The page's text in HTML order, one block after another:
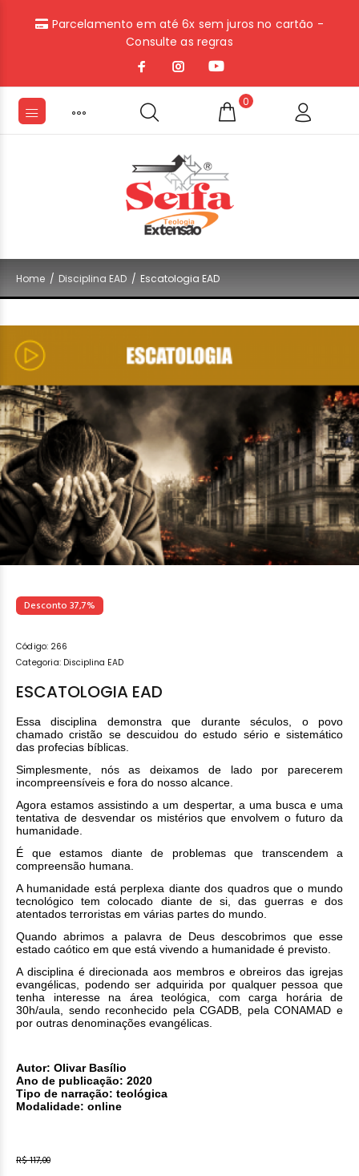
Parcelamento em até 6x sem juros no cartão -
Consulte as regras
0
Home Disciplina EAD Escatologia EAD
Desconto 37,7%
Código: 266
Categoria: Disciplina EAD
ESCATOLOGIA EAD
Essa disciplina demonstra que durante séculos, o povo
chamado cristão se descuidou do estudo sério e sistemático
das profecias bíblicas.
Simplesmente, nós as deixamos de lado por parecerem
incompreensíveis e fora do nosso alcance.
Agora estamos assistindo a um despertar, a uma busca e uma
tentativa de desvendar os mistérios que envolvem o futuro da
humanidade.
É que estamos diante de problemas que transcendem a
compreensão humana.
A humanidade está perplexa diante dos quadros que o mundo
tecnológico tem colocado diante de si, das guerras e dos
atentados terroristas em várias partes do mundo.
Quando abrimos a palavra de Deus descobrimos que esse
estado caótico em que está vivendo a humanidade é previsto.
A disciplina é direcionada aos membros e obreiros das igrejas
evangélicas, podendo ser adquirida por qualquer pessoa que
tenha interesse na área teológica, com carga horária de
30h/aula, sendo reconhecido pela CGADB, pela CONAMAD e
por outras denominações evangélicas.
Autor: Olivar Basílio
Ano de publicação: 2020
Tipo de narração: teológica
Modalidade: online
R$ 117,00